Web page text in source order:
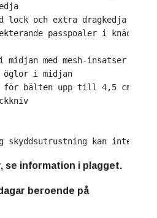
lock och extra dragkedja
passpoaler i
med mesh-insatser
öglor i midjan
för bälten upp till 4,5 cm
skyddsutrustning kan inte
se information i plagget.
beroende på